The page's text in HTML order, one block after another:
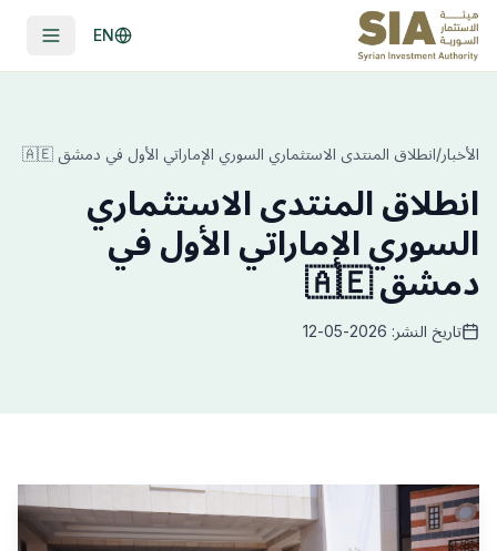
EN
الأخبار/انطلاق المنتدى الاستثماري السوري الإماراتي الأول في دمشق 🇦🇪
انطلاق المنتدى الاستثماري
السوري الإماراتي الأول في
دمشق 🇦🇪
تاريخ النشر: 2026-05-12